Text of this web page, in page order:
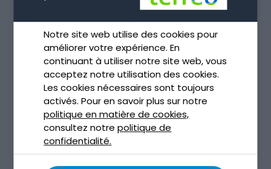
Notre site web utilise des cookies pour
améliorer votre expérience. En
continuant à utiliser notre site web, vous
acceptez notre utilisation des cookies.
Les cookies nécessaires sont toujours
activés. Pour en savoir plus sur notre
politique en matière de cookies,
consultez notrepolitique de
confidentialité.
Assainissement non collectif à Toulouse
Déc 4, 2025
lire plus